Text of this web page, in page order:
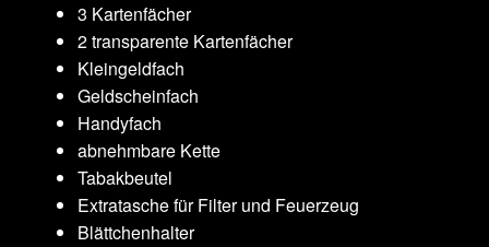
3 Kartenfächer
2 transparente Kartenfächer
Kleingeldfach
Geldscheinfach
Handyfach
abnehmbare Kette
Tabakbeutel
Extratasche für Filter und Feuerzeug
Blättchenhalter